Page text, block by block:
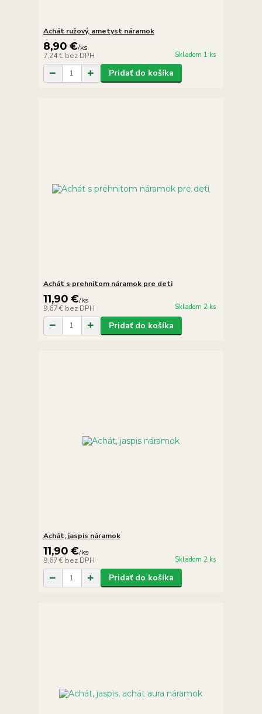
Achát ružový, ametyst náramok
8,90 €/ks
7,24 € bez DPH Skladom 1 ks
Pridať do košíka
Achát s prehnitom náramok pre deti
11,90 €/ks
9,67 € bez DPH Skladom 2 ks
Pridať do košíka
Achát, jaspis náramok
11,90 €/ks
9,67 € bez DPH Skladom 2 ks
Pridať do košíka